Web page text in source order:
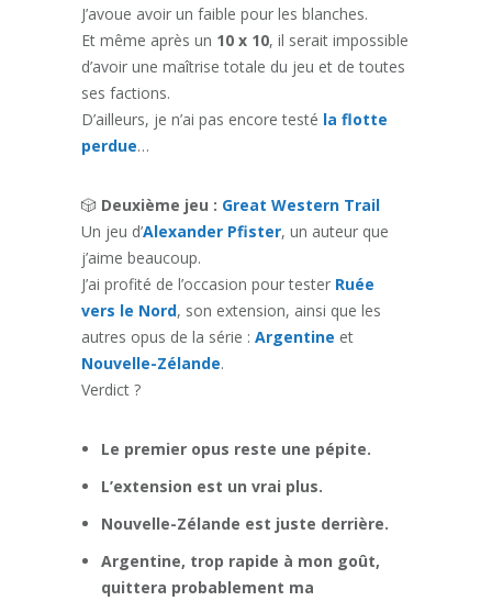
J’avoue avoir un faible pour les blanches.
Et même après un 10 x 10, il serait impossible
d’avoir une maîtrise totale du jeu et de toutes
ses factions.
D’ailleurs, je n’ai pas encore testé la flotte
perdue…
🎲 Deuxième jeu : Great Western Trail
Un jeu d’Alexander Pfister, un auteur que
j’aime beaucoup.
J’ai profité de l’occasion pour tester Ruée
vers le Nord, son extension, ainsi que les
autres opus de la série : Argentine et
Nouvelle-Zélande.
Verdict ?
Le premier opus reste une pépite.
L’extension est un vrai plus.
Nouvelle-Zélande est juste derrière.
Argentine, trop rapide à mon goût,
quittera probablement ma